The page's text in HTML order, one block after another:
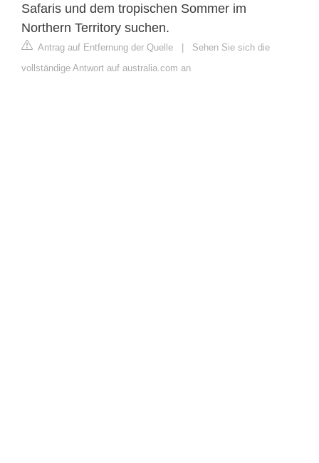
Safaris und dem tropischen Sommer im
Northern Territory suchen.
Antrag auf Entfernung der Quelle | Sehen Sie sich die
vollständige Antwort auf australia.com an